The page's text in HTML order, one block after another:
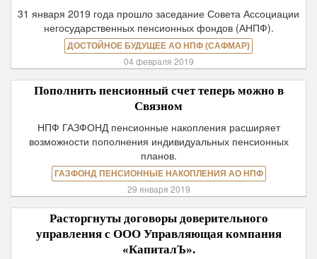
31 января 2019 года прошло заседание Совета Ассоциации
негосударственных пенсионных фондов (АНПФ).
ДОСТОЙНОЕ БУДУЩЕЕ АО НПФ (САФМАР)
04 февраля 2019
Пополнить пенсионный счет теперь можно в
Связном
НПФ ГАЗФОНД пенсионные накопления расширяет
возможности пополнения индивидуальных пенсионных
планов.
ГАЗФОНД ПЕНСИОННЫЕ НАКОПЛЕНИЯ АО НПФ
29 января 2019
Расторгнуты договоры доверительного
управления с ООО Управляющая компания
«КапиталЪ».